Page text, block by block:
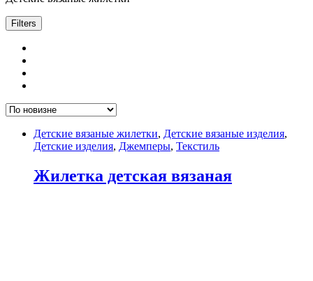
Filters
Детские вязаные жилетки, Детские вязаные изделия,
Детские изделия, Джемперы, Текстиль
Жилетка детская вязаная